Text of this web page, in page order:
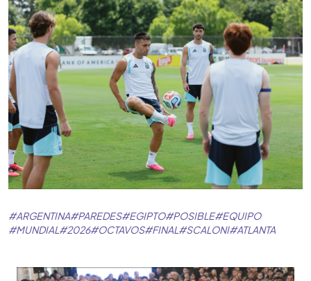
#ARGENTINA#PAREDES#EGIPTO#POSIBLE#EQUIPO
#MUNDIAL#2026#OCTAVOS#FINAL#SCALONI#ATLANTA